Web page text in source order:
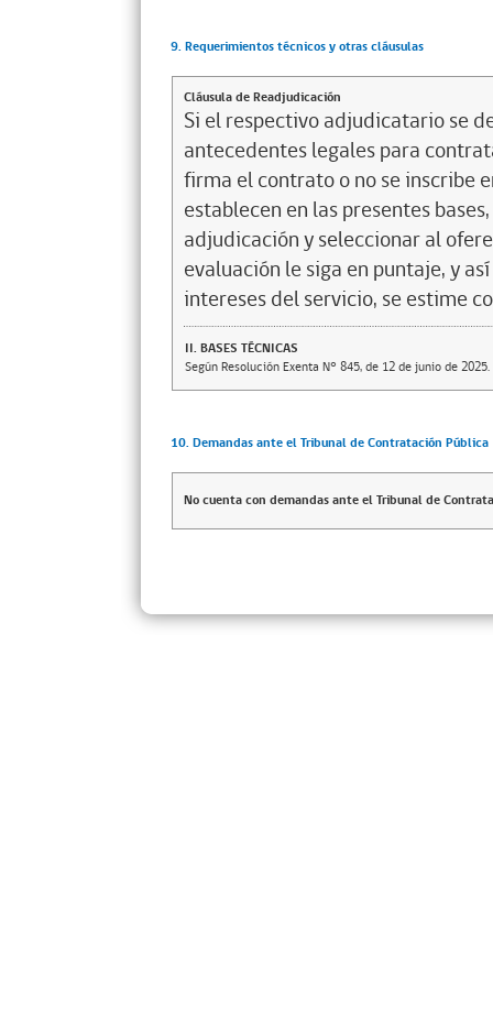
9. Requerimientos técnicos y otras cláusulas
Cláusula de Readjudicación
Si el respectivo adjudicatario se
antecedentes legales para
firma el contrato o no se inscribe
establecen en las presentes
adjudicación y seleccionar al
evaluación le siga en puntaje, y
intereses del servicio, se estime
II. BASES TÉCNICAS
Según Resolución Exenta N° 845, de 12 de junio de
10. Demandas ante el Tribunal de Contratación Pública
No cuenta con demandas ante el Tribunal de